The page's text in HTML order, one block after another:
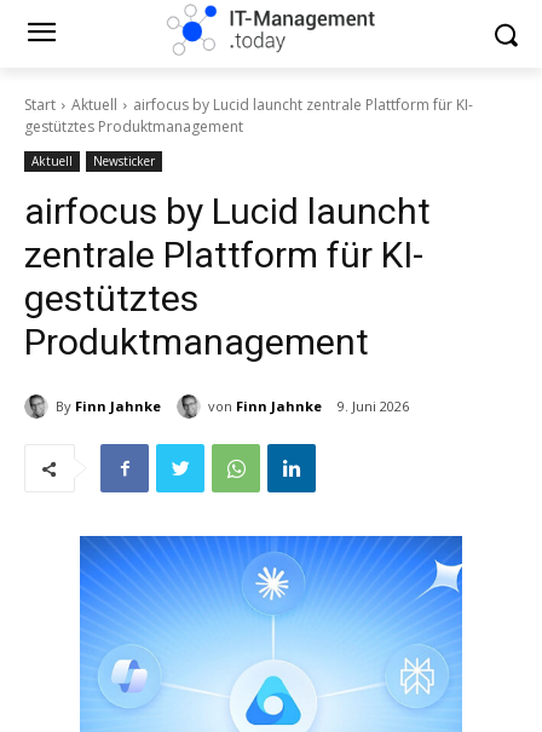
Start Aktuell
airfocus by Lucid launcht zentrale Plattform für KI-
gestütztes Produktmanagement
Aktuell Newsticker
airfocus by Lucid launcht
zentrale Plattform für KI-
gestütztes
Produktmanagement
By Finn Jahnke von Finn Jahnke 9. Juni 2026